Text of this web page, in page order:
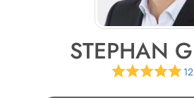
STEPHAN